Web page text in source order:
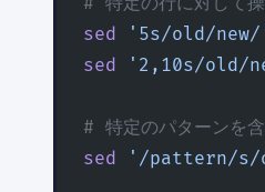
sed '5s/old/
sed '2,10s/old/
# 特定のパターンを
sed '/pattern/s/